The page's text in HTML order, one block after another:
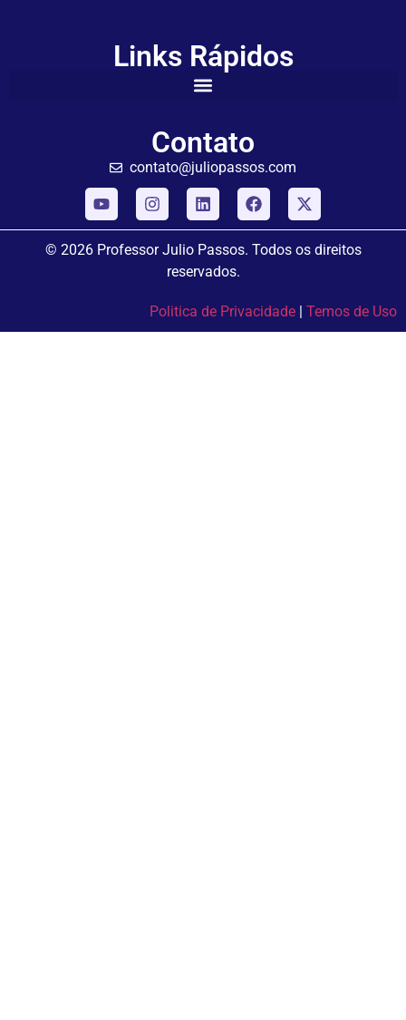
Links Rápidos
Contato
contato@juliopassos.com
© 2026 Professor Julio Passos. Todos os direitos
reservados.
Politica de Privacidade | Temos de Uso